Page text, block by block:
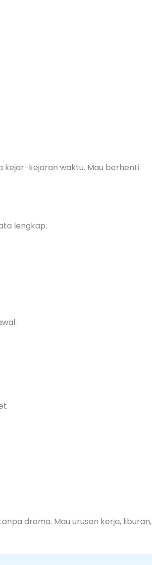
kejar-kejaran waktu. Mau berhenti
lengkap.
drama. Mau urusan kerja, liburan,